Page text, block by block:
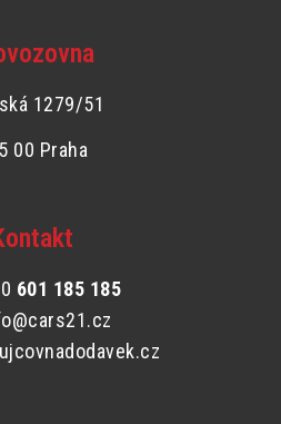
1279/51
00 Praha
601 185 185